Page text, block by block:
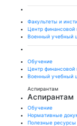
Факультеты и
Центр финансовой
Военный учебный
Обучение
Центр финансовой
Военный учебный
Аспирантам
Аспирантам
Обучение
Нормативные
Полезные ресурсы